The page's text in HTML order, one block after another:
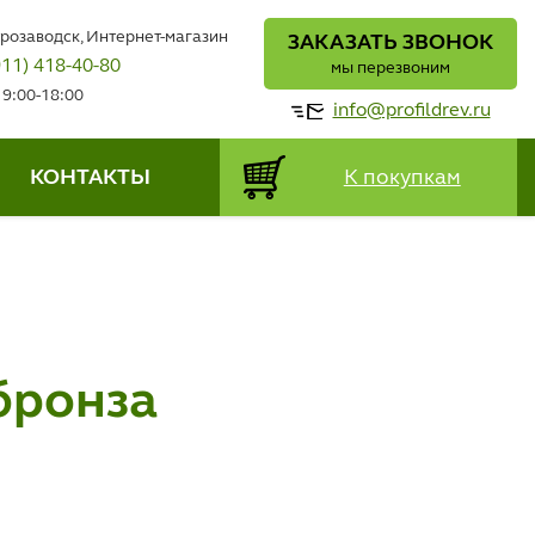
Интернет-магазин
418-40-80
9:00-18:00
ЗАКАЗАТЬ ЗВОНОК
мы перезвоним
info@profildrev.ru
КОНТАКТЫ К покупкам